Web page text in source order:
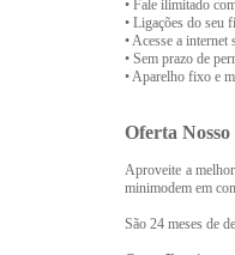
• Fale ilimitado
• Ligações do seu
• Acesse a
• Sem prazo de
• Aparelho fixo e
Oferta
Aproveite a
minimodem em
São 24 meses de